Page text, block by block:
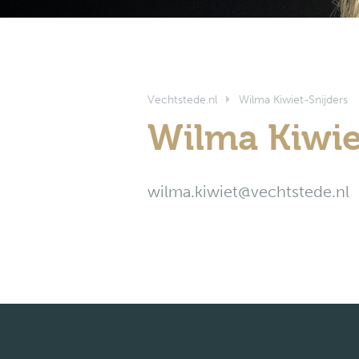
Vechtstede.nl Wilma Kiwiet-Snijders
Wilma
wilma.kiwiet@vechtstede.nl